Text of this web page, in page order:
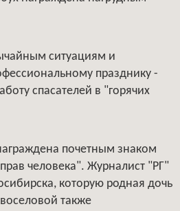
ситуациям и
празднику -
спасателей в "горячих
почетным знаком
человека". Журналист "РГ"
которую родная дочь
также